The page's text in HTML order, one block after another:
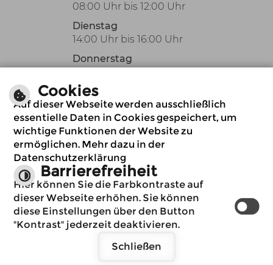
08:00 Uhr bis 12:00 Uhr
Dienstag
14:00 Uhr bis 16:00 Uhr
Donnerstag
Oder nach Vereinbarung
auch außerhalb der
üblichen
Öffnungszeiten.
Impressum
Immer auf dem
neuesten Stand
www.billigheim.de
möchte Ihnen
senden
Cookies
Auf dieser Webseite werden ausschließlich
essentielle Daten in Cookies gespeichert, um
wichtige Funktionen der Website zu
ermöglichen. Mehr dazu in der
Datenschutzerklärung
Barrierefreiheit
Hier können Sie die Farbkontraste auf
dieser Webseite erhöhen. Sie können
diese Einstellungen über den Button
"Kontrast" jederzeit deaktivieren.
Schließen